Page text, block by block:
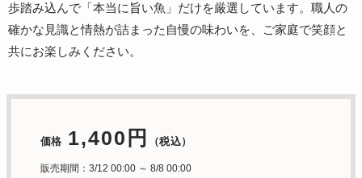
歩踏み込んで「本当に旨い魚」だけを厳選しています。職人の
確かな見識と情熱が詰まった自慢の味わいを、ご家庭で笑顔と
共にお楽しみください。
価格 1,400円 （税込）
販売期間：3/12 00:00 ～ 8/8 00:00